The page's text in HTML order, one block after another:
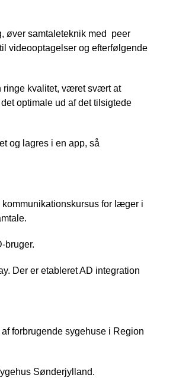
øver samtaleteknik med peer
videooptagelser og efterfølgende
ringe kvalitet, været svært at
optimale ud af det tilsigtede
og lagres i en app, så
for læger i
bruger.
Der er etableret AD integration
forbrugende sygehuse i Region
Sønderjylland.